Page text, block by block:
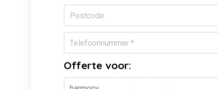
Offerte voor: